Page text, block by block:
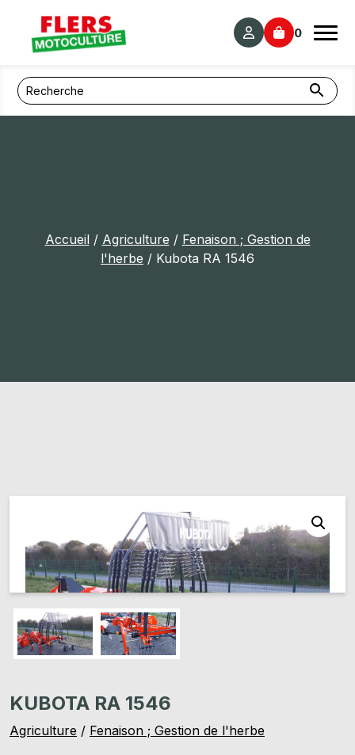
0
Accueil/ Agriculture / Fenaison ; Gestion de
l'herbe / Kubota RA 1546
KUBOTA RA 1546
Agriculture / Fenaison ; Gestion de l'herbe